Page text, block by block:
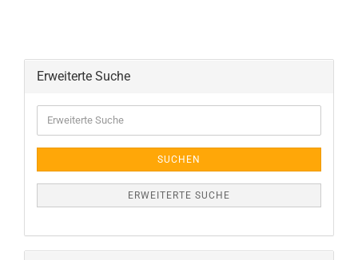
Erweiterte Suche
Suche
SUCHEN
ERWEITERTE SUCHE